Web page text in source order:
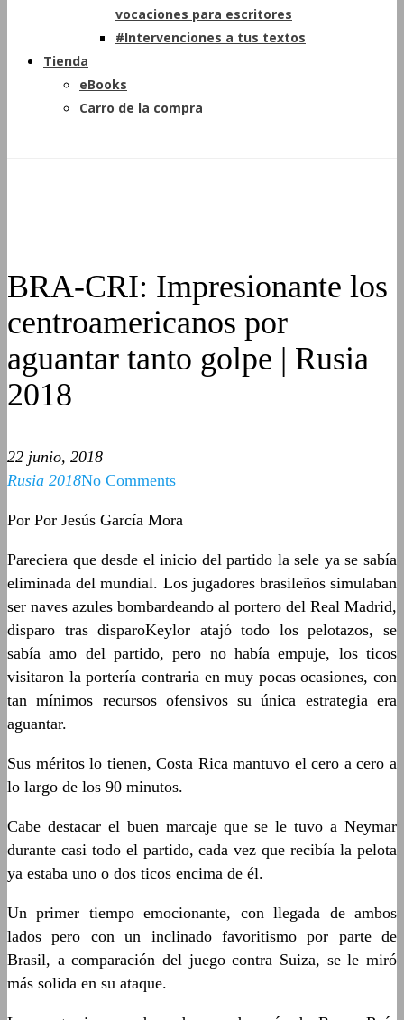
vocaciones para escritores
#Intervenciones a tus textos
Tienda
eBooks
Carro de la compra
BRA-CRI: Impresionante los
centroamericanos por
aguantar tanto golpe | Rusia
2018
22 junio, 2018
Rusia 2018No Comments
Por Por Jesús García Mora
Pareciera que desde el inicio del partido la sele ya se sabía
eliminada del mundial. Los jugadores brasileños simulaban
ser naves azules bombardeando al portero del Real Madrid,
disparo tras disparoKeylor atajó todo los pelotazos, se
sabía amo del partido, pero no había empuje, los ticos
visitaron la portería contraria en muy pocas ocasiones, con
tan mínimos recursos ofensivos su única estrategia era
aguantar.
Sus méritos lo tienen, Costa Rica mantuvo el cero a cero a
lo largo de los 90 minutos.
Cabe destacar el buen marcaje que se le tuvo a Neymar
durante casi todo el partido, cada vez que recibía la pelota
ya estaba uno o dos ticos encima de él.
Un primer tiempo emocionante, con llegada de ambos
lados pero con un inclinado favoritismo por parte de
Brasil, a comparación del juego contra Suiza, se le miró
más solida en su ataque.